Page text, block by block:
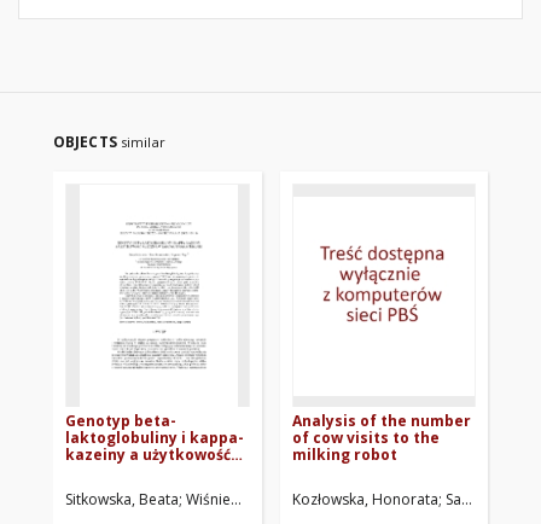
OBJECTS similar
Genotyp beta-
laktoglobuliny i kappa-
kazeiny a użytkowość
maksymalnej
Sitkowska, Beata Wiśniewska, Ewa Neja, Wojciech Nowachowicz,
Analysis of the number
of cow visits to the
milking robot
Kozłowska, Honorata Sawa, Anna